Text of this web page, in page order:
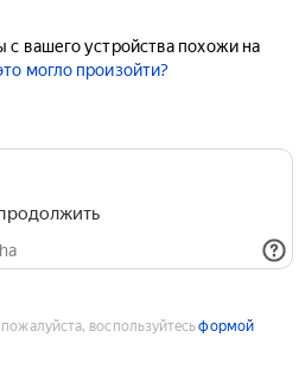
с вашего устройства похожи на
могло произойти?
воспользуйтесьформой